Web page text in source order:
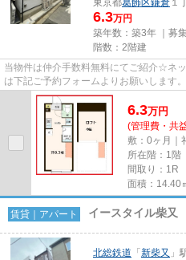
東京都葛飾区鎌倉 １
6.3万円
築年数：築3年 ｜募
階数：2階建
当物件は仲介手数料無料にてご紹介☆ネ
は下記ご予約フォームよりお願いします。
6.3万円
(管理費・共
敷：0ヶ月｜
所在階：1階
間取り：1R
面積：14.40
賃貸｜アパート イースタイル柴又
北総鉄道 「 新柴又 」